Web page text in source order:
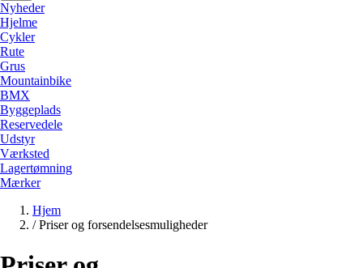
Nyheder
Hjelme
Cykler
Rute
Grus
Mountainbike
BMX
Byggeplads
Reservedele
Udstyr
Værksted
Lagertømning
Mærker
Hjem
/ Priser og forsendelsesmuligheder